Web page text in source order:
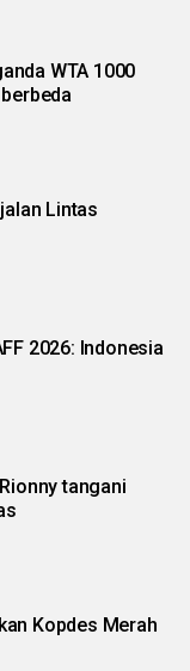
WTA 1000
Lintas
2026: Indonesia
tangani
Kopdes Merah